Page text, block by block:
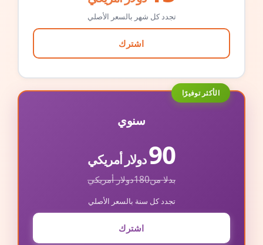
تجدد كل شهر بالسعر الأصلي
اشترك
الأكثر توفيرًا
سنوي
90دولار أمريكي
بدلا من180دولار أمريكي
تجدد كل سنة بالسعر الأصلي
اشترك